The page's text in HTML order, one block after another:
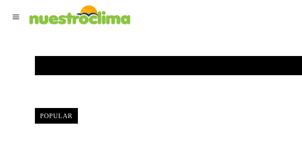
POPULAR